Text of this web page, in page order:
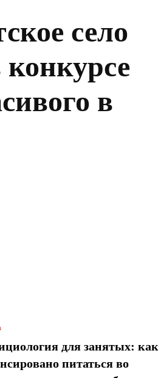
село
конкурсе
в
для занятых: как
питаться во